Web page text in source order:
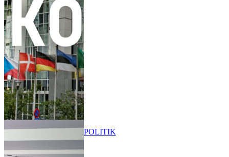
POLITIK